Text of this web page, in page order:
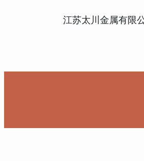
江苏太川金属有限